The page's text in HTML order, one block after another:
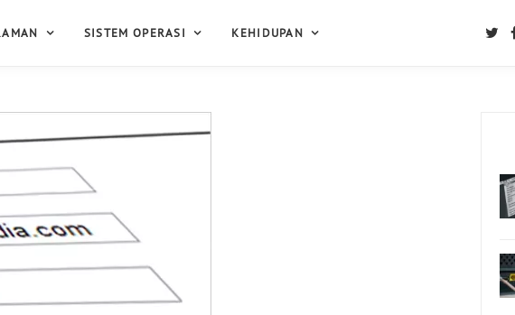
SISTEM OPERASI KEHIDUPAN